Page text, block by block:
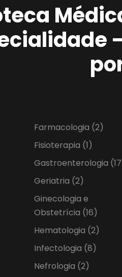
Farmacologia (2)
Fisioterapia (1)
Gastroenterologia
Geriatria (2)
Ginecologia e
Obstetrícia (16)
Hematologia (2)
Infectologia (8)
Nefrologia (2)